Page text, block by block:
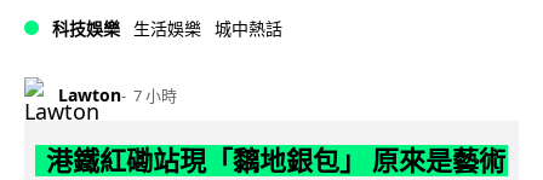
科技娛樂 生活娛樂 城中熱話
Lawton 7 小時
港鐵紅磡站現「黐地銀包」 原來是藝術